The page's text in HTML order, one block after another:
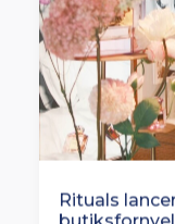
Rituals